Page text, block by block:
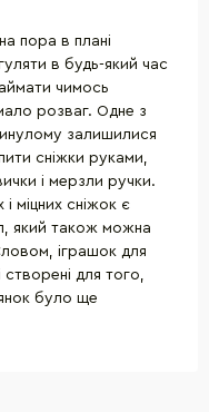
пора в плані
в будь-який час
чимось
розваг. Одне з
залишилися
сніжки руками,
і мерзли ручки.
міцних сніжок є
який також можна
іграшок для
створені для того,
було ще